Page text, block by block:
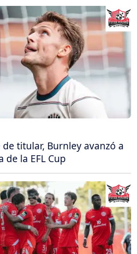
titular, Burnley avanzó a
la EFL Cup